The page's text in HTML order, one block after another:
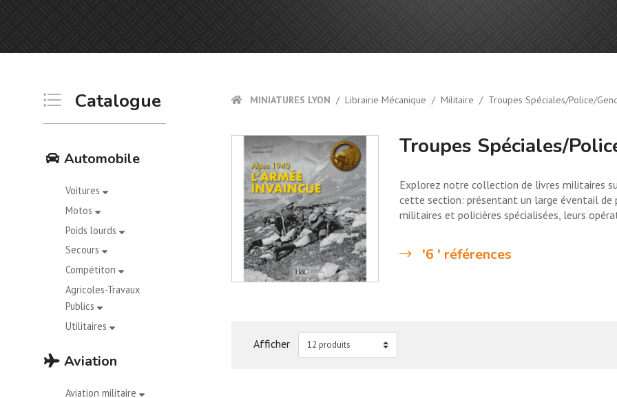
Catalogue
Automobile
Voitures
Motos
Poids lourds
Secours
Compétiton
Agricoles-Travaux
Publics
Utilitaires
Aviation
Aviation militaire
MINIATURES LYON Librairie Mécanique Militaire Troupes Spéciales/Police/
Troupes Spéciales/
Explorez notre collection de livres militaires
cette section: présentant un large éventail de
militaires et policières spécialisées, leurs
'6 ' références
Afficher